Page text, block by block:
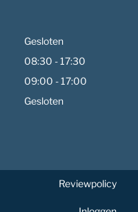
Gesloten
08:30 - 17:30
09:00 - 17:00
Gesloten
Reviewpolicy